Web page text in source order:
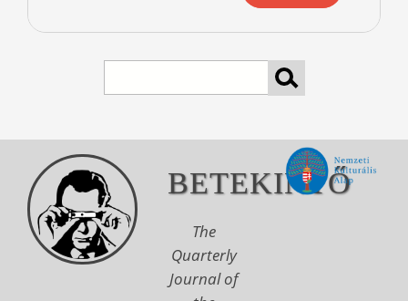
BETEKINTŐ
The
Quarterly
Journal of